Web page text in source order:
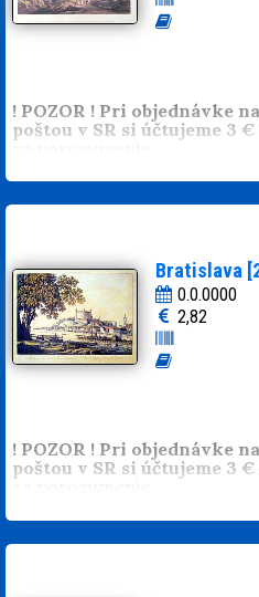
! POZOR ! Pri objednávke
poštou v SR si účtujeme 3 €
za porozumenie.
Bratislava
0.0.0000
2,82
! POZOR ! Pri objednávke
poštou v SR si účtujeme 3 €